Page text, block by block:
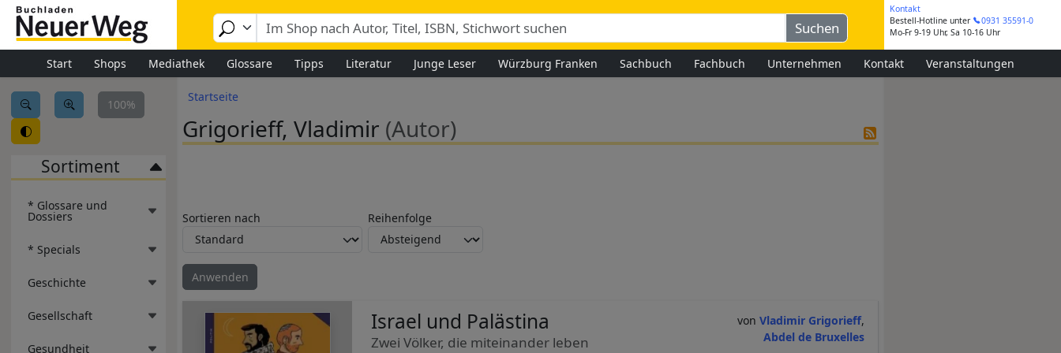
Direkt zum Inhalt
Image
Kontakt
Bestell-Hotline unter
0931 35591-0
Mo-Fr 9-19 Uhr, Sa 10-16 Uhr
Start Shops Mediathek Glossare Tipps Literatur Junge Leser Würzburg Franken Sachbuch Fachbuch Unternehmen Kontakt Veranstaltungen
100%
Sortiment
* Glossare und
Dossiers
* Specials
Geschichte
Gesellschaft
Gesundheit
Pfadnavigation
Startseite
Grigorieff, Vladimir (Autor)
Sortieren nach Reihenfolge
Vladimir Grigorieff
Abdel de Bruxelles
Israel und Palästina
Zwei Völker, die miteinander leben